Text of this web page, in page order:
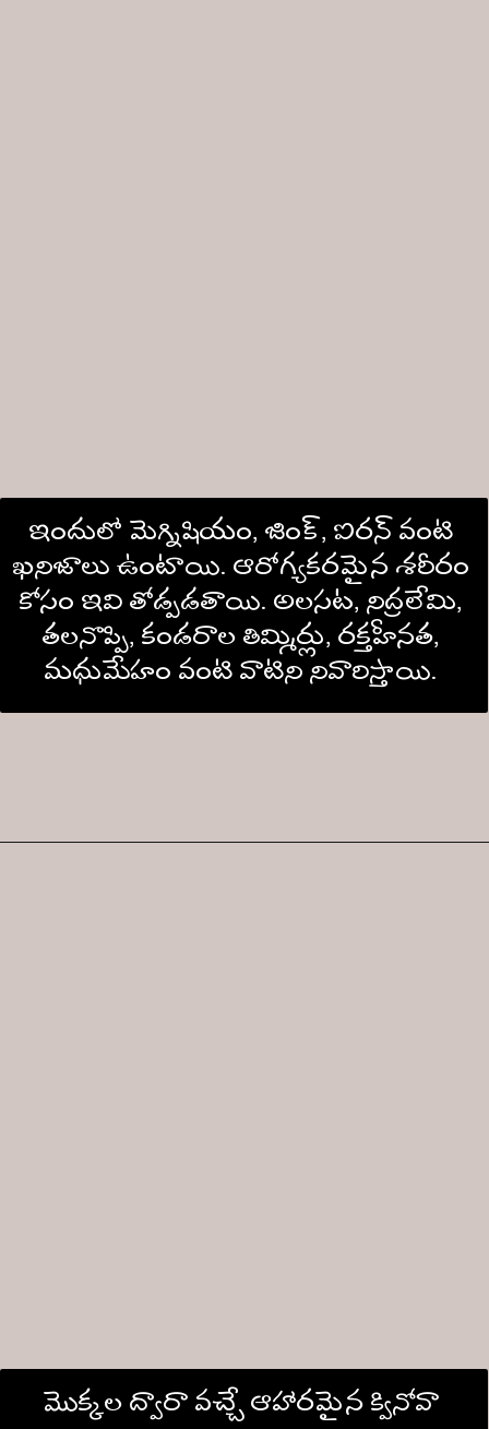
ఇందులో మెగ్నిషియం, జింక్, ఐరన్ వంటి
ఖనిజాలు ఉంటాయి. ఆరోగ్యకరమైన శరీరం
కోసం ఇవి తోడ్పడతాయి. అలసట, నిద్రలేమి,
తలనొప్పి, కండరాల తిమ్మిర్లు, రక్తహీనత,
మధుమేహం వంటి వాటిని నివారిస్తాయి.
మొక్కల ద్వారా వచ్చే ఆహారమైన క్వినోవా